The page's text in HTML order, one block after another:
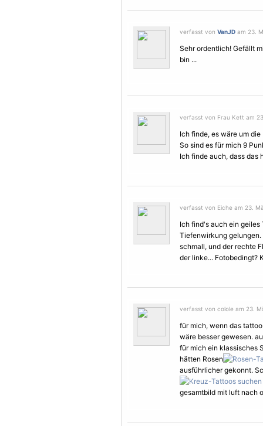
verfasst von VanJD am 23.
Sehr ordentlich! Gefällt
bin ...
verfasst von Frau Kett am
Ich finde, es wäre um
So sind es für mich 9
Ich finde auch, dass das
verfasst von Eiche am 23.
Ich find's auch ein
Tiefenwirkung
schmall, und der rechte
der linke... Fotobedingt?
verfasst von colole am 23.
für mich, wenn das
wäre besser gewesen.
für mich ein klassisches
hätten Rosen
ausführlicher gekonnt.
gesamtbild mit luft nach